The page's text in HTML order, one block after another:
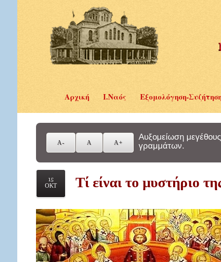
Αρχική Ι.Ναός Εξομολόγηση-
Αυξομείωση μεγέθους
γραμμάτων.
15
ΟΚΤ
Τί είναι το μυστήριο